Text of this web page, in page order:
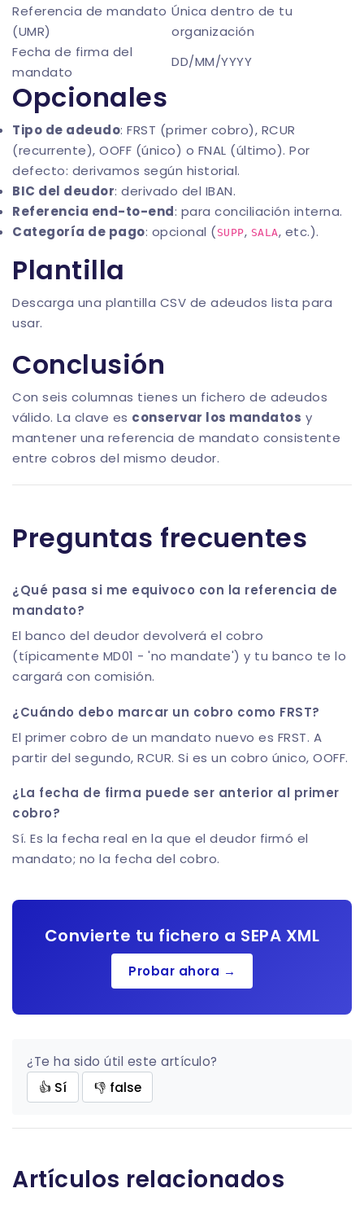
Referencia de mandato
(UMR)
Única dentro de tu
organización
Fecha de firma del
mandato
DD/MM/YYYY
Opcionales
Tipo de adeudo: FRST (primer cobro), RCUR
(recurrente), OOFF (único) o FNAL (último). Por
defecto: derivamos según historial.
BIC del deudor: derivado del IBAN.
Referencia end-to-end: para conciliación interna.
Categoría de pago: opcional (SUPP, SALA, etc.).
Plantilla
Descarga una plantilla CSV de adeudos lista para
usar.
Conclusión
Con seis columnas tienes un fichero de adeudos
válido. La clave es conservar los mandatos y
mantener una referencia de mandato consistente
entre cobros del mismo deudor.
Preguntas frecuentes
¿Qué pasa si me equivoco con la referencia de
mandato?
El banco del deudor devolverá el cobro
(típicamente MD01 - 'no mandate') y tu banco te lo
cargará con comisión.
¿Cuándo debo marcar un cobro como FRST?
El primer cobro de un mandato nuevo es FRST. A
partir del segundo, RCUR. Si es un cobro único, OOFF.
¿La fecha de firma puede ser anterior al primer
cobro?
Sí. Es la fecha real en la que el deudor firmó el
mandato; no la fecha del cobro.
Convierte tu fichero a SEPA XML
Probar ahora →
¿Te ha sido útil este artículo?
👍 Sí
👎 false
Artículos relacionados